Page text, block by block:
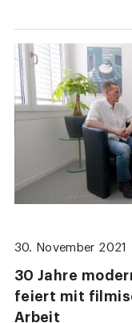
30. November 2021
30 Jahre
feiert mit
Arbeit